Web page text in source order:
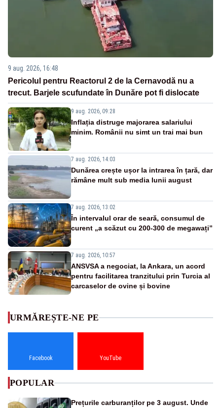
9 aug. 2026, 16:48
Pericolul pentru Reactorul 2 de la Cernavodă nu a
trecut. Barjele scufundate în Dunăre pot fi dislocate
9 aug. 2026, 09:28
Inflația distruge majorarea salariului
minim. Românii nu simt un trai mai bun
7 aug. 2026, 14:03
Dunărea crește ușor la intrarea în țară, dar
rămâne mult sub media lunii august
7 aug. 2026, 13:02
În intervalul orar de seară, consumul de
curent „a scăzut cu 200-300 de megawați”
7 aug. 2026, 10:57
ANSVSA a negociat, la Ankara, un acord
pentru facilitarea tranzitului prin Turcia al
carcaselor de ovine și bovine
URMĂREȘTE-NE PE
Facebook YouTube
POPULAR
Prețurile carburanților pe 3 august. Unde